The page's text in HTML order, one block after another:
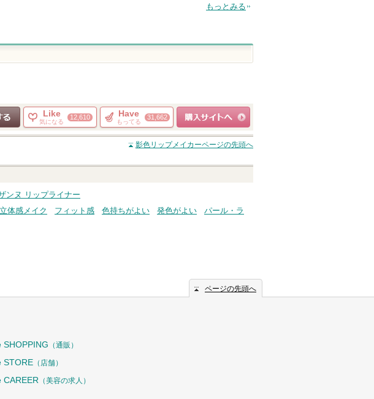
もっとみる
する
Like
気になる
12,610 Have
もってる
31,662
ショッピングサイト
へ
影色リップメイカーページの先頭へ
ンヌ リップライナー
立体感メイク フィット感 色持ちがよい 発色がよい
パール・ラ
ページの先頭へ
SHOPPING （通販）
STORE （店舗）
CAREER （美容の求人）